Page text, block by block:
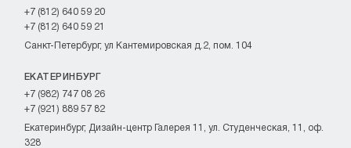
+7 (812) 640 59 20
+7 (812) 640 59 21
Санкт-Петербург, ул Кантемировская д.2, пом. 104
ЕКАТЕРИНБУРГ
+7 (982) 747 08 26
+7 (921) 889 57 82
Екатеринбург, Дизайн-центр Галерея 11, ул. Студенческая, 11, оф.
328